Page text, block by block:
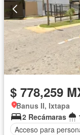
$ 778,259
Banus II, Ixtapa
2 Recámaras
Acceso para